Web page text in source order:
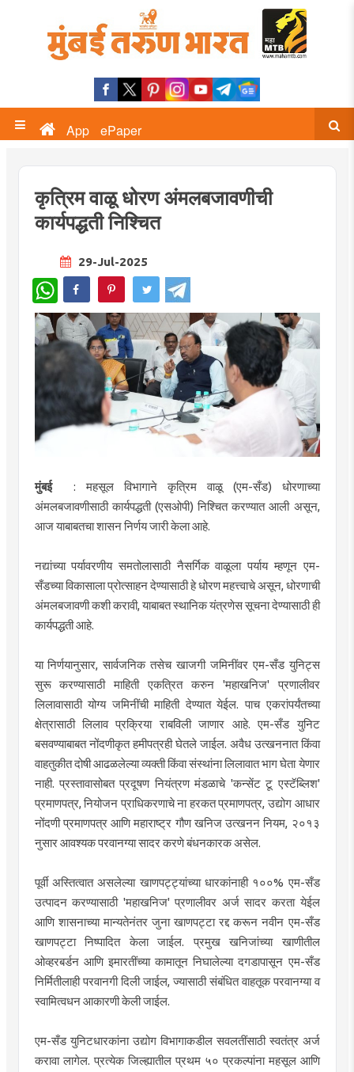
App ePaper
कृत्रिम वाळू धोरण अंमलबजावणीची
कार्यपद्धती निश्चित
29-Jul-2025
WhatsApp
मुंबई: महसूल विभागाने कृत्रिम वाळू (एम-सँड) धोरणाच्या
अंमलबजावणीसाठी कार्यपद्धती (एसओपी) निश्चित करण्यात आली असून,
आज याबाबतचा शासन निर्णय जारी केला आहे.
नद्यांच्या पर्यावरणीय समतोलासाठी नैसर्गिक वाळूला पर्याय म्हणून एम-
सँडच्या विकासाला प्रोत्साहन देण्यासाठी हे धोरण महत्त्वाचे असून, धोरणाची
अंमलबजावणी कशी करावी, याबाबत स्थानिक यंत्रणेस सूचना देण्यासाठी ही
कार्यपद्धती आहे.
या निर्णयानुसार, सार्वजनिक तसेच खाजगी जमिनींवर एम-सँड युनिट्स
सुरू करण्यासाठी माहिती एकत्रित करुन 'महाखनिज' प्रणालीवर
लिलावासाठी योग्य जमिनींची माहिती देण्यात येईल. पाच एकरांपर्यंतच्या
क्षेत्रासाठी लिलाव प्रक्रिया राबविली जाणार आहे. एम-सँड युनिट
बसवण्याबाबत नोंदणीकृत हमीपत्रही घेतले जाईल. अवैध उत्खननात किंवा
वाहतुकीत दोषी आढळलेल्या व्यक्ती किंवा संस्थांना लिलावात भाग घेता येणार
नाही. प्रस्तावासोबत प्रदूषण नियंत्रण मंडळाचे 'कन्सेंट टू एस्टॅब्लिश'
प्रमाणपत्र, नियोजन प्राधिकरणाचे ना हरकत प्रमाणपत्र, उद्योग आधार
नोंदणी प्रमाणपत्र आणि महाराष्ट्र गौण खनिज उत्खनन नियम, २०१३
नुसार आवश्यक परवानग्या सादर करणे बंधनकारक असेल.
पूर्वी अस्तित्वात असलेल्या खाणपट्ट्यांच्या धारकांनाही १००% एम-सँड
उत्पादन करण्यासाठी 'महाखनिज' प्रणालीवर अर्ज सादर करता येईल
आणि शासनाच्या मान्यतेनंतर जुना खाणपट्टा रद्द करून नवीन एम-सँड
खाणपट्टा निष्पादित केला जाईल. प्रमुख खनिजांच्या खाणीतील
ओव्हरबर्डन आणि इमारतींच्या कामातून निघालेल्या दगडापासून एम-सँड
निर्मितीलाही परवानगी दिली जाईल, ज्यासाठी संबंधित वाहतूक परवानग्या व
स्वामित्वधन आकारणी केली जाईल.
एम-सँड युनिटधारकांना उद्योग विभागाकडील सवलतींसाठी स्वतंत्र अर्ज
करावा लागेल. प्रत्येक जिल्ह्यातील प्रथम ५० प्रकल्पांना महसूल आणि